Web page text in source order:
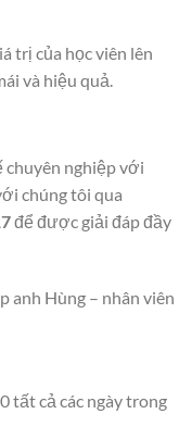
trị của học viên lên
và hiệu quả.
nghiệp với
chúng tôi qua
để được giải đáp đầy
anh Hùng – nhân viên
tất cả các ngày trong